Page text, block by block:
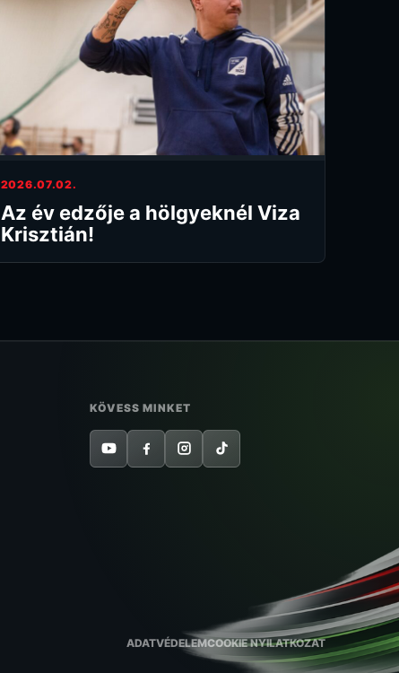
2026.07.02.
Az év edzője a hölgyeknél Viza
Krisztián!
KÖVESS MINKET
ADATVÉDELEMCOOKIE NYILATKOZAT